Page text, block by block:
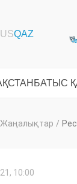
БАТЫС
Жаңалықтар /
10:00